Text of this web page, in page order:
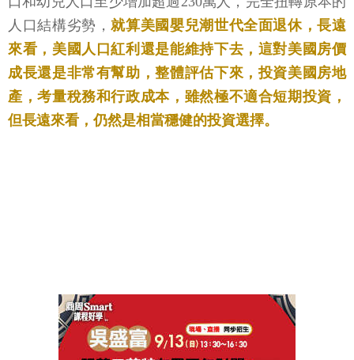
人口結構劣勢，就算美國嬰兒潮世代全面退休，長遠
來看，美國人口紅利還是能維持下去，這對美國房價
成長還是非常有幫助，整體評估下來，投資美國房地
產，考量稅務和行政成本，雖然極不適合短期投資，
但長遠來看，仍然是相當穩健的投資選擇。